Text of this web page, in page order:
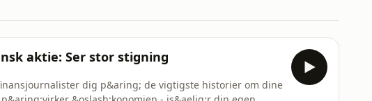
aktie: Ser stor stigning
dig p&aring; de vigtigste historier om dine